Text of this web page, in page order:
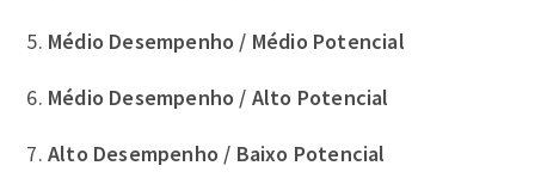
Médio Desempenho / Médio Potencial
Médio Desempenho / Alto Potencial
Alto Desempenho / Baixo Potencial